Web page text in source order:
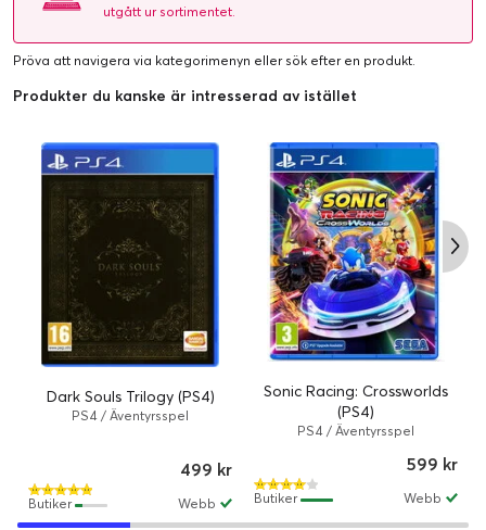
utgått ur sortimentet.
Pröva att navigera via kategorimenyn eller sök efter en produkt.
Produkter du kanske är intresserad av istället
Dark Souls Trilogy (PS4)
PS4 / Äventyrsspel
499 kr
Webb
Butiker
Sonic Racing: Crossworlds
(PS4)
PS4 / Äventyrsspel
599 kr
Webb
Butiker